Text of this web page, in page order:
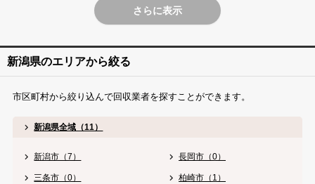
さらに表示
新潟県のエリアから絞る
市区町村から絞り込んで回収業者を探すことができます。
新潟県全域（11）
新潟市（7） 長岡市（0）
三条市（0） 柏崎市（1）